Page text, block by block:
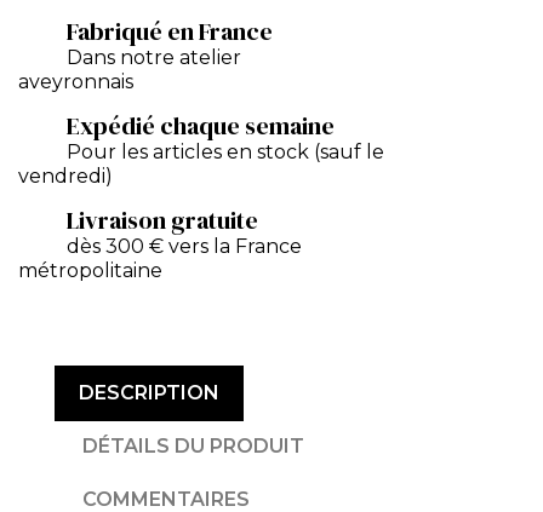
Fabriqué en France
Dans notre atelier
aveyronnais
Expédié chaque semaine
Pour les articles en stock (sauf le
vendredi)
Livraison gratuite
dès 300 € vers la France
métropolitaine
DESCRIPTION
DÉTAILS DU PRODUIT
COMMENTAIRES